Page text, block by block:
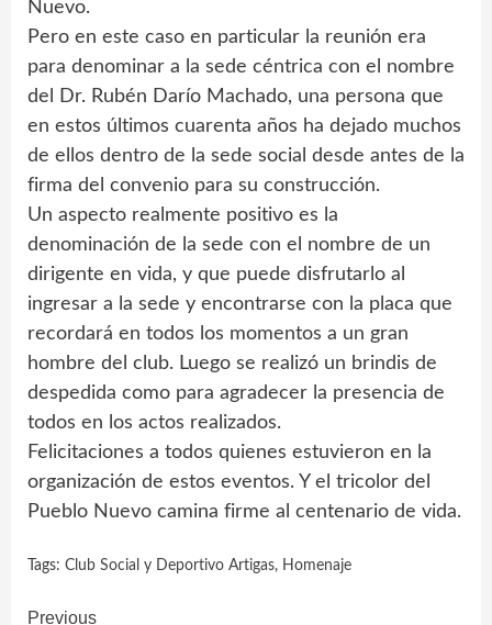
Nuevo.
Pero en este caso en particular la reunión era
para denominar a la sede céntrica con el nombre
del Dr. Rubén Darío Machado, una persona que
en estos últimos cuarenta años ha dejado muchos
de ellos dentro de la sede social desde antes de la
firma del convenio para su construcción.
Un aspecto realmente positivo es la
denominación de la sede con el nombre de un
dirigente en vida, y que puede disfrutarlo al
ingresar a la sede y encontrarse con la placa que
recordará en todos los momentos a un gran
hombre del club. Luego se realizó un brindis de
despedida como para agradecer la presencia de
todos en los actos realizados.
Felicitaciones a todos quienes estuvieron en la
organización de estos eventos. Y el tricolor del
Pueblo Nuevo camina firme al centenario de vida.
Tags: Club Social y Deportivo Artigas, Homenaje
Previous